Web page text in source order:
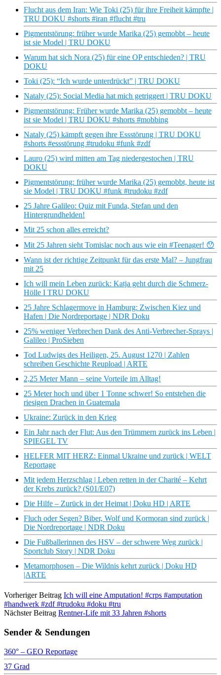
Flucht aus dem Iran: Wie Toki (25) für ihre Freiheit kämpfte |
TRU DOKU #shorts #iran #flucht #tru
Pigmentstörung: früher wurde Marika (25) gemobbt – heute
ist sie Model | TRU DOKU
Warum hat sich Nora (25) für eine OP entschieden? | TRU
DOKU
Toki (25): “Ich wurde unterdrückt” | TRU DOKU
Nataly (25): Social Media hat mich getriggert | TRU DOKU
Pigmentstörung: Früher wurde Marika (25) gemobbt – heute
ist sie Model | TRU DOKU #shorts #mobbing
Nataly (25) kämpft gegen ihre Essstörung | TRU DOKU
#shorts #essstörung #trudoku #funk #zdf
Lauro (25) wird mitten am Tag niedergestochen | TRU
DOKU
Pigmentstörung: früher wurde Marika (25) gemobbt, heute ist
sie Model | TRU DOKU #funk #trudoku #zdf
25 Jahre Galileo: Quiz mit Funda, Stefan und den
Hintergrundhelden!
Mit 25 schon alles erreicht?
Mit 25 Jahren sieht Tomislac noch aus wie ein #Teenager! 😯
Wann ist der richtige Zeitpunkt für das erste Mal? – Jungfrau
mit 25
Ich will mein Leben zurück: Katja geht durch die Schmerz-
Hölle I TRU DOKU
25 Jahre Schlagermove in Hamburg: Zwischen Kiez und
Hafen | Die Nordreportage | NDR Doku
25% weniger Verbrechen Dank des Anti-Verbrecher-Sprays |
Galileo | ProSieben
Tod Ludwigs des Heiligen, 25. August 1270 | Zahlen
schreiben Geschichte Reupload | ARTE
2,25 Meter Mann – seine Vorteile im Alltag!
25 Meter hoch und über 1 Tonne schwer! So entstehen die
riesigen Drachen in Guatemala
Ukraine: Zurück in den Krieg
Ein Jahr nach der Flut: Aus den Trümmern zurück ins Leben |
SPIEGEL TV
HELFER MIT HERZ: Einmal Ukraine und zurück | WELT
Reportage
Mit jedem Herzschlag | Leben retten in der Charité – Kehrt
der Krebs zurück? (S01/E07)
Die Hilfe – Zurück in der Heimat | Doku HD | ARTE
Fluch oder Segen? Biber, Wolf und Kormoran sind zurück |
Die Nordreportage | NDR Doku
Die Fußballerinnen des HSV – der schwere Weg zurück |
Sportclub Story | NDR Doku
Metamorphosen – Die Wildnis kehrt zurück | Doku HD
|ARTE
Vorheriger Beitrag Ich will eine Amputation! #crps #amputation
#handwerk #zdf #trudoku #doku #tru
Nächster Beitrag Rentner-Life mit 33 Jahren #shorts
Sender & Sendungen
360° – GEO Reportage
37 Grad